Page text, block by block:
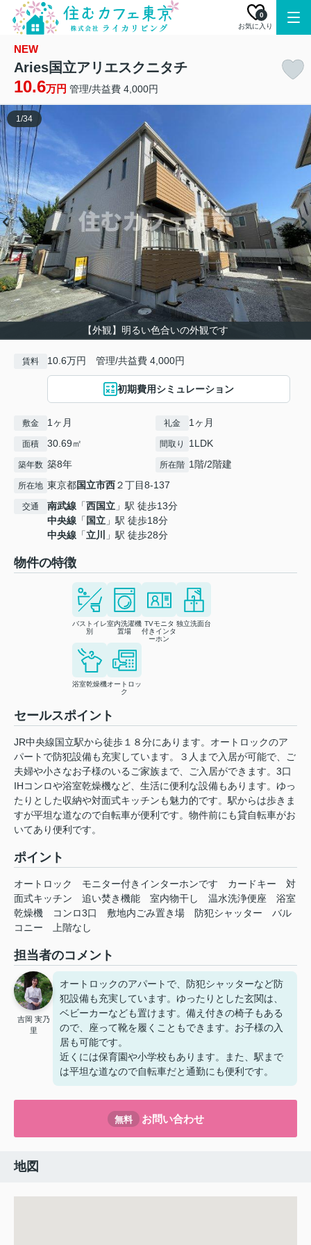
お気に入り
0
NEW
Aries国立アリエスクニタチ
10.6万円 管理/共益費 4,000円
【外観】明るい色合いの外観です
1/34
賃料 10.6万円 管理/共益費 4,000円
初期費用シミュレーション
敷金 1ヶ月 礼金 1ヶ月
面積 30.69㎡ 間取り 1LDK
築年数 築8年 所在階 1階/2階建
所在地 東京都国立市西２丁目8-137
交通 南武線 「西国立 」駅 徒歩13分
中央線 「 国立 」駅 徒歩18分
中央線 「立川 」駅 徒歩28分
物件の特徴
バストイレ
別
室内洗濯機
置場
TVモニタ
付きインタ
ーホン
独立洗面台
浴室乾燥機オートロッ
ク
セールスポイント
JR中央線国立駅から徒歩１８分にあります。オートロックのア
パートで防犯設備も充実しています。３人まで入居が可能で、ご
夫婦や小さなお子様のいるご家族まで、ご入居ができます。3口
IHコンロや浴室乾燥機など、生活に便利な設備もあります。ゆっ
たりとした収納や対面式キッチンも魅力的です。駅からは歩きま
すが平坦な道なので自転車が便利です。物件前にも貸自転車がお
いてあり便利です。
ポイント
オートロック モニター付きインターホンです カードキー
対
面式キッチン
追い焚き機能 室内物干し 温水洗浄便座
浴室
乾燥機
コンロ3口 敷地内ごみ置き場 防犯シャッター
バル
コニー
上階なし
担当者のコメント
吉岡 実乃
里
オートロックのアパートで、防犯シャッターなど防
犯設備も充実しています。ゆったりとした玄関は、
ベビーカーなども置けます。備え付きの椅子もある
ので、座って靴を履くこともできます。お子様の入
居も可能です。
近くには保育園や小学校もあります。また、駅まで
は平坦な道なので自転車だと通勤にも便利です。
無料 お問い合わせ
地図